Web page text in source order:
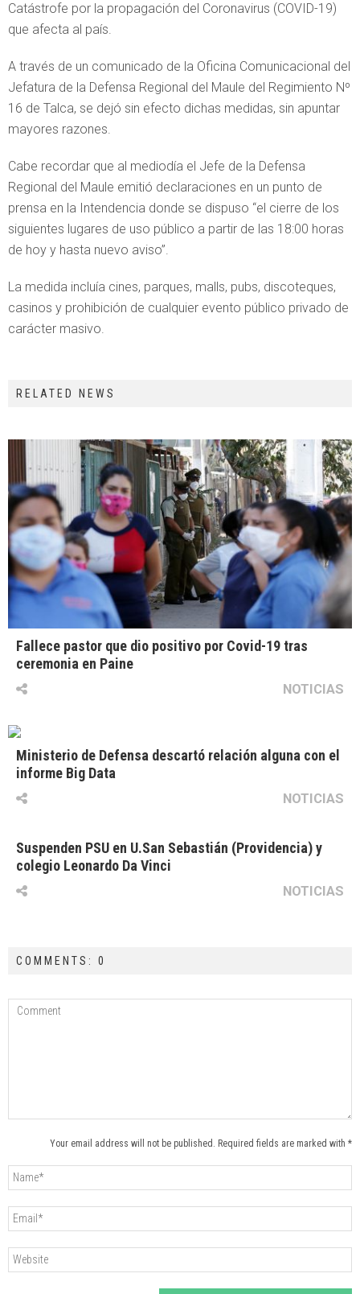
Catástrofe por la propagación del Coronavirus (COVID-19)
que afecta al país.
A través de un comunicado de la Oficina Comunicacional del
Jefatura de la Defensa Regional del Maule del Regimiento Nº
16 de Talca, se dejó sin efecto dichas medidas, sin apuntar
mayores razones.
Cabe recordar que al mediodía el Jefe de la Defensa
Regional del Maule emitió declaraciones en un punto de
prensa en la Intendencia donde se dispuso “el cierre de los
siguientes lugares de uso público a partir de las 18:00 horas
de hoy y hasta nuevo aviso”.
La medida incluía cines, parques, malls, pubs, discoteques,
casinos y prohibición de cualquier evento público privado de
carácter masivo.
RELATED NEWS
Fallece pastor que dio positivo por Covid-19 tras
ceremonia en Paine
NOTICIAS
Ministerio de Defensa descartó relación alguna con el
informe Big Data
NOTICIAS
Suspenden PSU en U.San Sebastián (Providencia) y
colegio Leonardo Da Vinci
NOTICIAS
COMMENTS: 0
Your email address will not be published. Required fields are marked with *